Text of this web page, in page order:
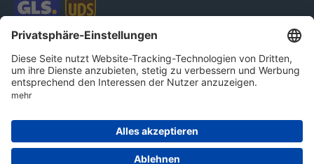
Bohle AG 2026
Impressum